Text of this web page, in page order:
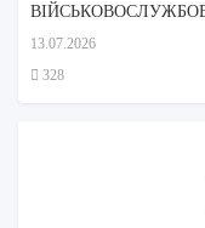
ДОГЛЯДОМ МАТЕРІ?
13.07.2026
328